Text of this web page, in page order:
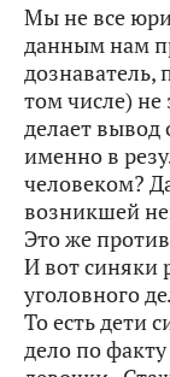
Мы не все
данным нам
дознаватель,
том числе) не
делает вывод
именно в
человеком?
возникшей
Это же
И вот синяки
уголовного
То есть дети
дело по